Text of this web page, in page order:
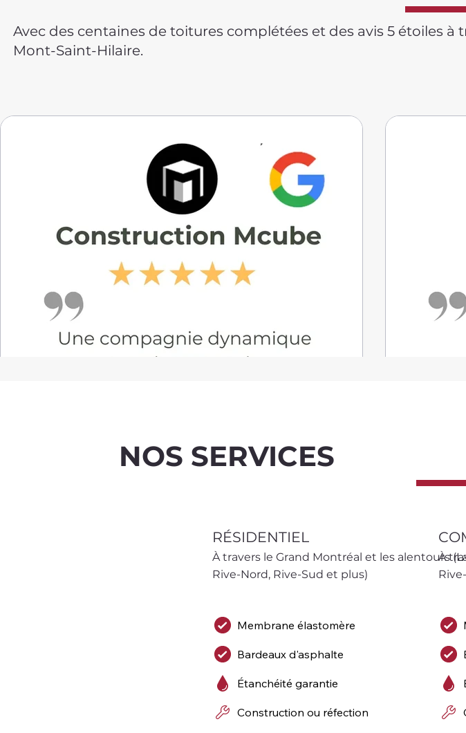
Avec des centaines de toitures complétées et des avis 5 étoiles
Mont-Saint-Hilaire.
NOS SERVICES
RÉSIDENTIEL
À travers le Grand Montréal et les alentours
Rive-Nord, Rive-Sud et plus)
Membrane élastomère
Bardeaux d'asphalte
Étanchéité garantie
Construction ou réfection
À